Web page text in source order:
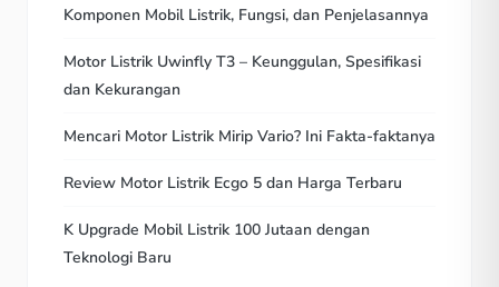
Komponen Mobil Listrik, Fungsi, dan Penjelasannya
Motor Listrik Uwinfly T3 – Keunggulan, Spesifikasi
dan Kekurangan
Mencari Motor Listrik Mirip Vario? Ini Fakta-faktanya
Review Motor Listrik Ecgo 5 dan Harga Terbaru
K Upgrade Mobil Listrik 100 Jutaan dengan
Teknologi Baru